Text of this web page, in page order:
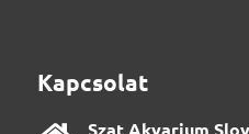
Kapcsolat
Szat Akvarium